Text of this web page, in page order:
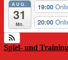
AUG.
31
Mo.
19:00
20:00
Spiel- und